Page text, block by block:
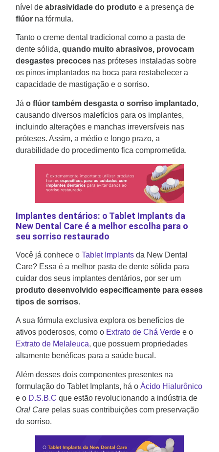
nível de abrasividade do produto e a presença de
flúor na fórmula.
Tanto o creme dental tradicional como a pasta de
dente sólida, quando muito abrasivos, provocam
desgastes precoces nas próteses instaladas sobre
os pinos implantados na boca para restabelecer a
capacidade de mastigação e o sorriso.
Já o flúor também desgasta o sorriso implantado,
causando diversos malefícios para os implantes,
incluindo alterações e manchas irreversíveis nas
próteses. Assim, a médio e longo prazo, a
durabilidade do procedimento fica comprometida.
Implantes dentários: o Tablet Implants da
New Dental Care é a melhor escolha para o
seu sorriso restaurado
Você já conhece o Tablet Implants da New Dental
Care? Essa é a melhor pasta de dente sólida para
cuidar dos seus implantes dentários, por ser um
produto desenvolvido especificamente para esses
tipos de sorrisos.
A sua fórmula exclusiva explora os benefícios de
ativos poderosos, como o Extrato de Chá Verde e o
Extrato de Melaleuca, que possuem propriedades
altamente benéficas para a saúde bucal.
Além desses dois componentes presentes na
formulação do Tablet Implants, há o Ácido Hialurônico
e o D.S.B.C que estão revolucionando a indústria de
Oral Care pelas suas contribuições com preservação
do sorriso.